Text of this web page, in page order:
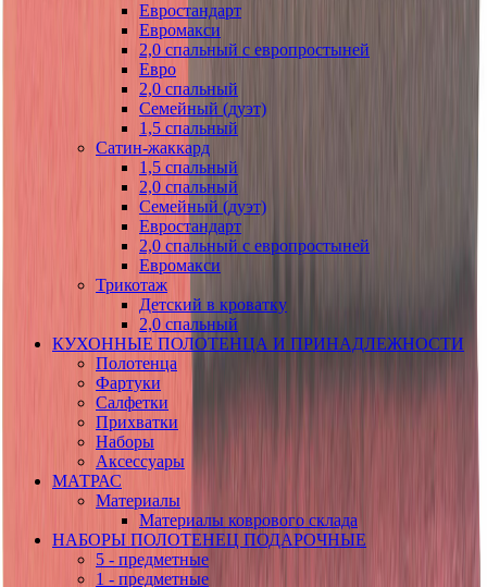
Евростандарт
Евромакси
2,0 спальный с европростыней
Евро
2,0 спальный
Семейный (дуэт)
1,5 спальный
Сатин-жаккард
1,5 спальный
2,0 спальный
Семейный (дуэт)
Евростандарт
2,0 спальный с европростыней
Евромакси
Трикотаж
Детский в кроватку
2,0 спальный
КУХОННЫЕ ПОЛОТЕНЦА И ПРИНАДЛЕЖНОСТИ
Полотенца
Фартуки
Салфетки
Прихватки
Наборы
Аксессуары
МАТРАС
Материалы
Материалы коврового склада
НАБОРЫ ПОЛОТЕНЕЦ ПОДАРОЧНЫЕ
5 - предметные
1 - предметные